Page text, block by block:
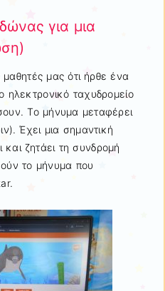
για μια
μας ότι ήρθε ένα
ηλεκτρονικό ταχυδρομείο
Το μήνυμα μεταφέρει
Έχει μια σημαντική
ζητάει τη συνδρομή
το μήνυμα που